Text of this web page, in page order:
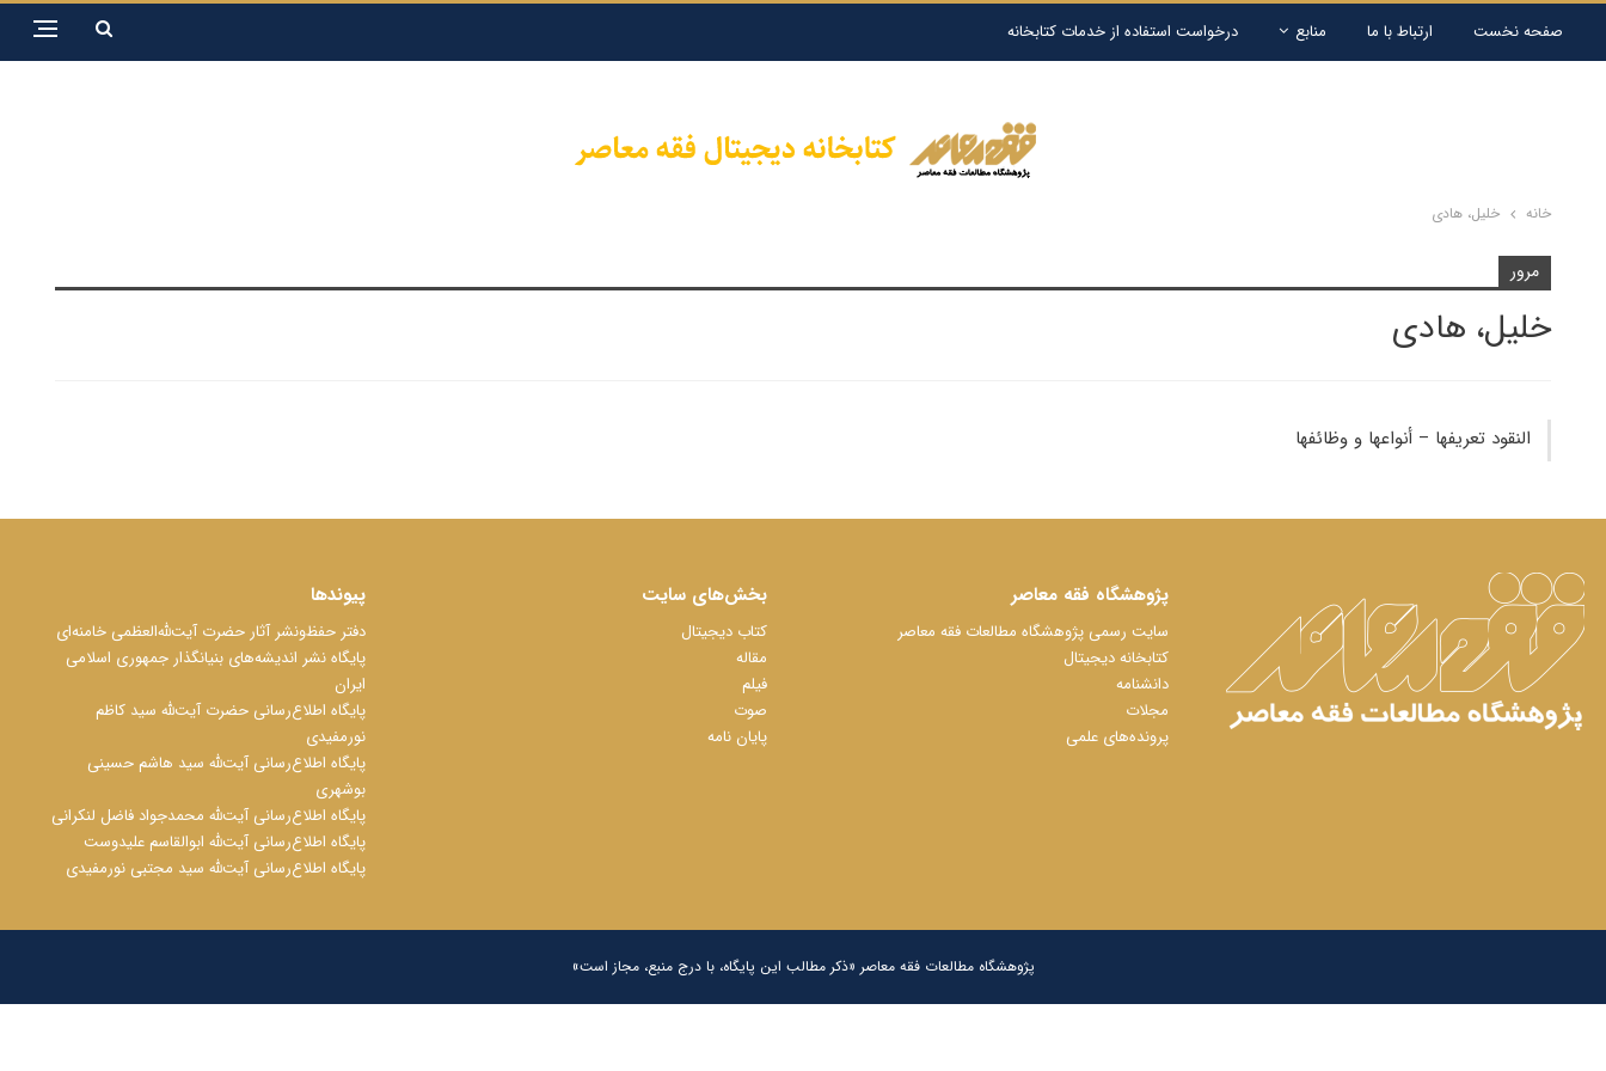
صفحه نخست ارتباط با ما منابع درخواست استفاده از خدمات کتابخانه
خانه خلیل، هادی
مرور
خلیل، هادی
النقود تعریفها – أنواعها و وظائفها
پژوهشگاه فقه معاصر
سایت رسمی پژوهشگاه مطالعات فقه معاصر
کتابخانه دیجیتال
دانشنامه
مجلات
پرونده‌های علمی
بخش‌های سایت
کتاب دیجیتال
مقاله
فیلم
صوت
پایان نامه
پیوندها
دفتر حفظ‌‌‌ونشر آثار حضرت آیت‌ﷲ‌العظمی خامنه‌ای
پایگاه نشر اندیشه‌های بنیانگذار جمهوری اسلامی
ایران
پایگاه اطلاع‌رسانی حضرت آیت‌ﷲ سید کاظم
نورمفیدی
پایگاه اطلاع‌رسانی آیت‌ﷲ سید هاشم حسینی
بوشهری
پایگاه اطلاع‌رسانی آیت‌ﷲ محمدجواد فاضل لنکرانی
پایگاه اطلاع‌رسانی آیت‌ﷲ ابوالقاسم علیدوست
پایگاه اطلاع‌رسانی آیت‌ﷲ سید مجتبی نورمفیدی
پژوهشگاه مطالعات فقه معاصر «ذکر مطالب این پایگاه، با درج منبع، مجاز است»